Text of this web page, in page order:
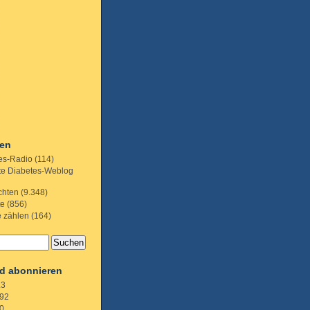
Radio (114)
Diabetes-Weblog
(9.348)
(856)
zählen (164)
abonnieren